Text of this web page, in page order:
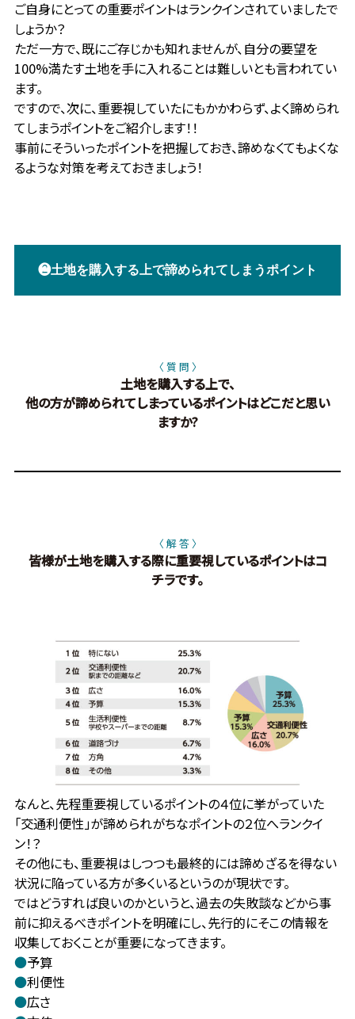
ご自身にとっての重要ポイントはランクインされていましたで
しょうか？
ただ一方で、既にご存じかも知れませんが、自分の要望を
100%満たす土地を手に入れることは難しいとも言われてい
ます。
ですので、次に、重要視していたにもかかわらず、よく諦められ
てしまうポイントをご紹介します！！
事前にそういったポイントを把握しておき、諦めなくてもよくな
るような対策を考えておきましょう！
❷土地を購入する上で諦められてしまうポイント
〈 質 問 〉
土地を購入する上で、
他の方が諦められてしまっているポイントはどこだと思い
ますか?
〈 解 答 〉
皆様が土地を購入する際に重要視しているポイントはコ
チラです。
なんと、先程重要視しているポイントの４位に挙がっていた
「交通利便性」が諦められがちなポイントの２位へランクイ
ン！？
その他にも、重要視はしつつも最終的には諦めざるを得ない
状況に陥っている方が多くいるというのが現状です。
ではどうすれば良いのかというと、過去の失敗談などから事
前に抑えるべきポイントを明確にし、先行的にそこの情報を
収集しておくことが重要になってきます。
●予算
●利便性
●広さ